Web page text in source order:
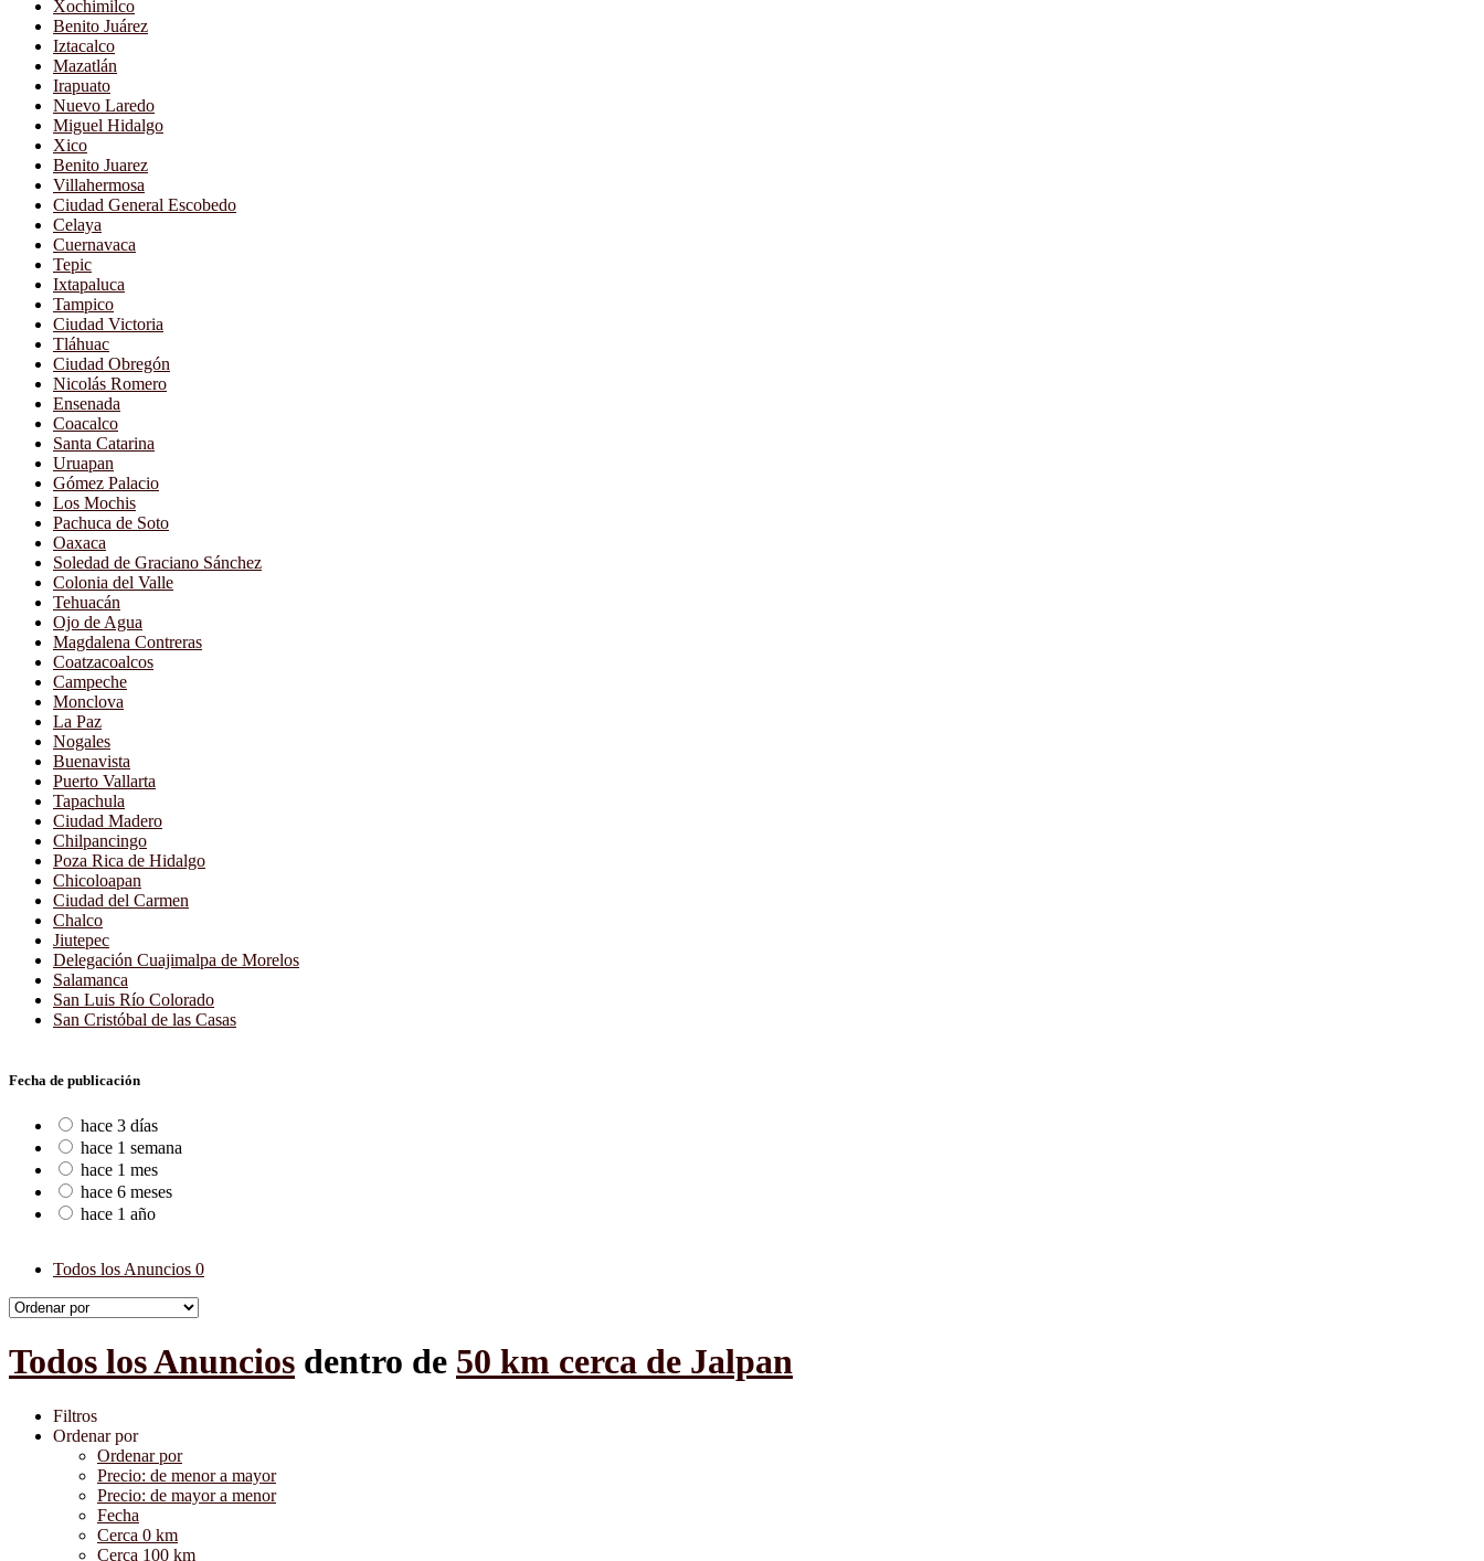
Xochimilco
Benito Juárez
Iztacalco
Mazatlán
Irapuato
Nuevo Laredo
Miguel Hidalgo
Xico
Benito Juarez
Villahermosa
Ciudad General Escobedo
Celaya
Cuernavaca
Tepic
Ixtapaluca
Tampico
Ciudad Victoria
Tláhuac
Ciudad Obregón
Nicolás Romero
Ensenada
Coacalco
Santa Catarina
Uruapan
Gómez Palacio
Los Mochis
Pachuca de Soto
Oaxaca
Soledad de Graciano Sánchez
Colonia del Valle
Tehuacán
Ojo de Agua
Magdalena Contreras
Coatzacoalcos
Campeche
Monclova
La Paz
Nogales
Buenavista
Puerto Vallarta
Tapachula
Ciudad Madero
Chilpancingo
Poza Rica de Hidalgo
Chicoloapan
Ciudad del Carmen
Chalco
Jiutepec
Delegación Cuajimalpa de Morelos
Salamanca
San Luis Río Colorado
San Cristóbal de las Casas
Fecha de publicación
hace 3 días
hace 1 semana
hace 1 mes
hace 6 meses
hace 1 año
Todos los Anuncios 0
Todos los Anuncios dentro de 50 km cerca de Jalpan
Filtros
Ordenar por
Ordenar por
Precio: de menor a mayor
Precio: de mayor a menor
Fecha
Cerca 0 km
Cerca 100 km